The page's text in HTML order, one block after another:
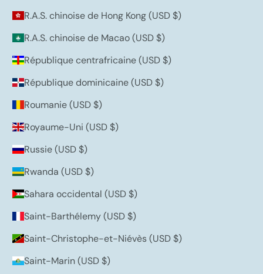
R.A.S. chinoise de Hong Kong (USD $)
R.A.S. chinoise de Macao (USD $)
République centrafricaine (USD $)
République dominicaine (USD $)
Roumanie (USD $)
Royaume-Uni (USD $)
Russie (USD $)
Rwanda (USD $)
Sahara occidental (USD $)
Saint-Barthélemy (USD $)
Saint-Christophe-et-Niévès (USD $)
Saint-Marin (USD $)